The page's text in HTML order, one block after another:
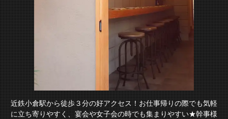
近鉄小倉駅から徒歩３分の好アクセス！お仕事帰りの際でも気軽
に立ち寄りやすく、宴会や女子会の時でも集まりやすい★幹事様